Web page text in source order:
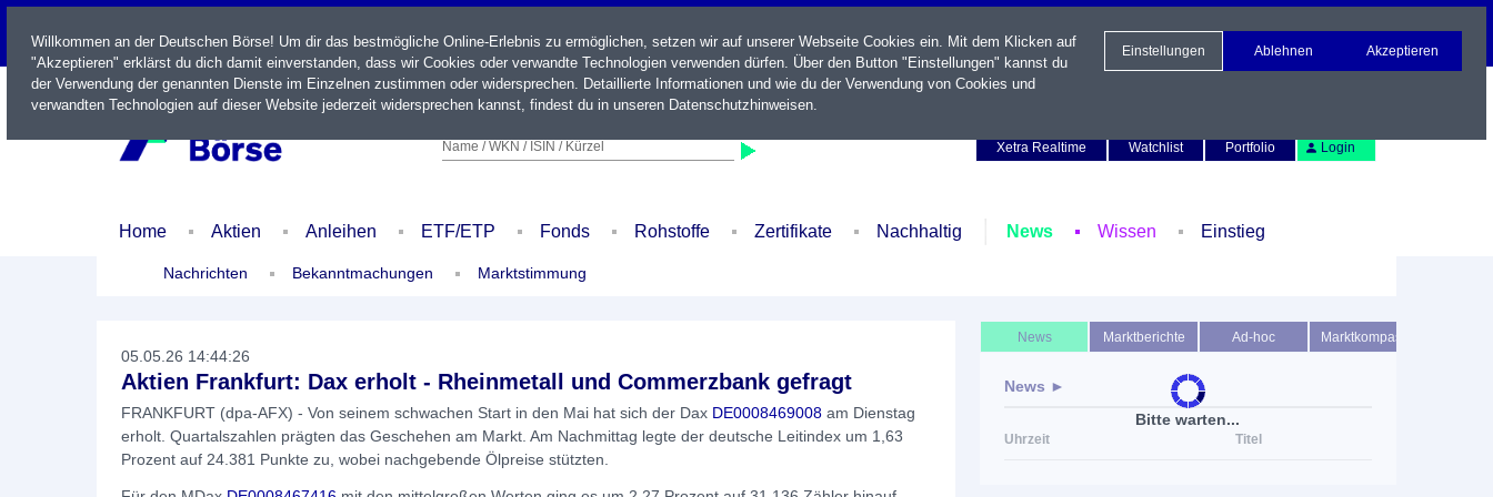
LIVE
Name / WKN / ISIN / Kürzel
Xetra Realtime
Watchlist Portfolio Login
Home Aktien Anleihen ETF/ETP Fonds Rohstoffe Zertifikate Nachhaltig News Wissen Einstieg
Nachrichten Bekanntmachungen Marktstimmung
05.05.26 14:44:26
Aktien Frankfurt: Dax erholt - Rheinmetall und Commerzbank gefragt
FRANKFURT (dpa-AFX) - Von seinem schwachen Start in den Mai hat sich der Dax DE0008469008 am Dienstag
erholt. Quartalszahlen prägten das Geschehen am Markt. Am Nachmittag legte der deutsche Leitindex um 1,63
Prozent auf 24.381 Punkte zu, wobei nachgebende Ölpreise stützten.
Bitte warten...
News Marktberichte Ad-hoc Marktkompass
News ►
Uhrzeit Titel
Willkommen an der Deutschen Börse! Um dir das bestmögliche Online-Erlebnis zu ermöglichen, setzen wir auf unserer Webseite Cookies ein. Mit dem Klicken auf
"Akzeptieren" erklärst du dich damit einverstanden, dass wir Cookies oder verwandte Technologien verwenden dürfen. Über den Button "Einstellungen" kannst du
der Verwendung der genannten Dienste im Einzelnen zustimmen oder widersprechen. Detaillierte Informationen und wie du der Verwendung von Cookies und
verwandten Technologien auf dieser Website jederzeit widersprechen kannst, findest du in unseren Datenschutzhinweisen.
Einstellungen Ablehnen Akzeptieren